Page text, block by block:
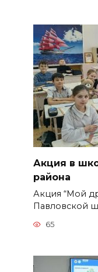
Акция в
района
Акция “Мой
Павловской
65